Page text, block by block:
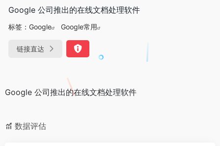
Google 公司推出的在线文档处理软件
标签： Google Google常用
链接直达
Google 公司推出的在线文档处理软件
数据评估